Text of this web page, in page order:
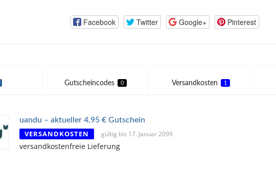
Facebook Twitter Google+ Pinterest
Gutscheincodes 0 Versandkosten 1
uandu – aktueller 4,95 € Gutschein
VERSANDKOSTEN gültig bis 17. Januar 2099
versandkostenfreie Lieferung